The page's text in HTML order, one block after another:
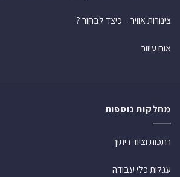
צינורות אוויר – כיצד לבחור ?
אום עיוור
מחלקות נוספות
רתכות וציוד ריתוך
עגלות כלי עבודה